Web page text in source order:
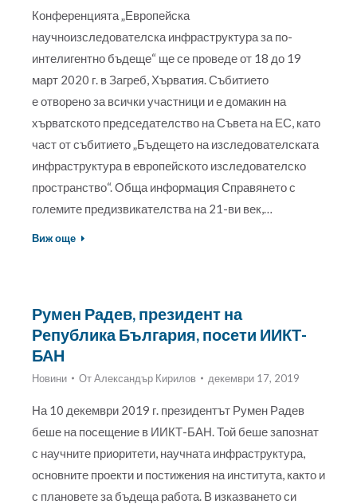
Конференцията „Европейска
научноизследователска инфраструктура за по-
интелигентно бъдеще“ ще се проведе от 18 до 19
март 2020 г. в Загреб, Хърватия. Събитието
е отворено за всички участници и е домакин на
хърватското председателство на Съвета на ЕС, като
част от събитието „Бъдещето на изследователската
инфраструктура в европейското изследователско
пространство“. Обща информация Справянето с
големите предизвикателства на 21-ви век,…
Виж още
Румен Радев, президент на
Република България, посети ИИКТ-
БАН
Новини ОтАлександър Кирилов декември 17, 2019
На 10 декември 2019 г. президентът Румен Радев
беше на посещение в ИИКТ-БАН. Той беше запознат
с научните приоритети, научната инфраструктура,
основните проекти и постижения на института, както и
с плановете за бъдеща работа. В изказването си